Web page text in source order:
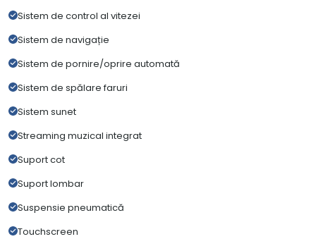
Sistem de control al vitezei
Sistem de navigație
Sistem de pornire/oprire automată
Sistem de spălare faruri
Sistem sunet
Streaming muzical integrat
Suport cot
Suport lombar
Suspensie pneumatică
Touchscreen